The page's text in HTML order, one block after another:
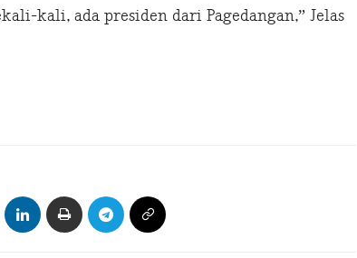
kali, ada presiden dari Pagedangan,” Jelas